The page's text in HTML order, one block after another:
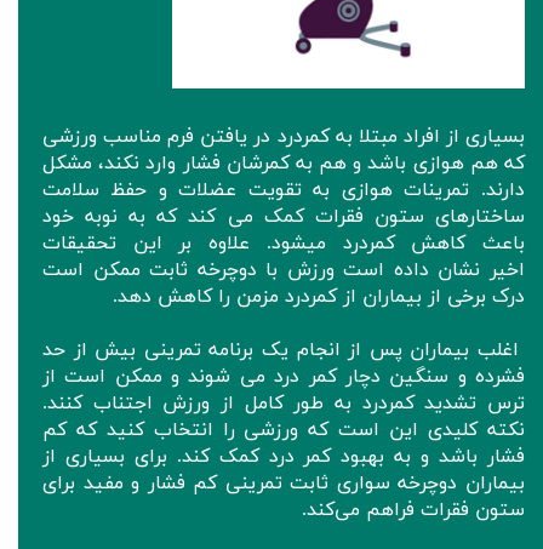
بسیاری از افراد مبتلا به کمردرد در یافتن فرم مناسب ورزشی
که هم هوازی باشد و هم به کمرشان فشار وارد نکند، مشکل
دارند. تمرینات هوازی به تقویت عضلات و حفظ سلامت
ساختارهای ستون فقرات کمک می کند که به نوبه خود
باعث کاهش کمردرد میشود. علاوه بر این تحقیقات
اخیر نشان داده است ورزش با دوچرخه ثابت ممکن است
درک برخی از بیماران از کمردرد مزمن را کاهش دهد.
اغلب بیماران پس از انجام یک برنامه تمرینی بیش از حد
فشرده و سنگین دچار کمر درد می شوند و ممکن است از
ترس تشدید کمردرد به طور کامل از ورزش اجتناب کنند.
نکته کلیدی این است که ورزشی را انتخاب کنید که کم
فشار باشد و به بهبود کمر درد کمک کند. برای بسیاری از
بیماران دوچرخه‌ سواری ثابت تمرینی کم فشار و مفید برای
ستون فقرات فراهم می‌کند.